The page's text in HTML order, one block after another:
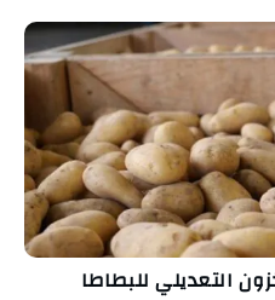
التعديلي للبطاطا